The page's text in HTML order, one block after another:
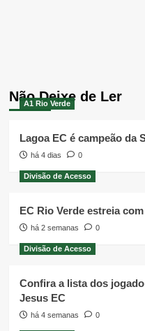
Não Deixe de Ler
A1 Rio Verde
Lagoa EC é campeão da
há 4 dias 0
Divisão de Acesso
EC Rio Verde estreia
há 2 semanas 0
Divisão de Acesso
Confira a lista dos
Jesus EC
há 4 semanas 0